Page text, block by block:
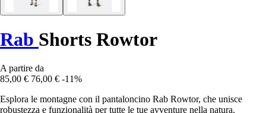
Rab Shorts Rowtor
A partire da
85,00 € 76,00 € -11%
Esplora le montagne con il pantaloncino Rab Rowtor, che unisce
robustezza e funzionalità per tutte le tue avventure nella natura.